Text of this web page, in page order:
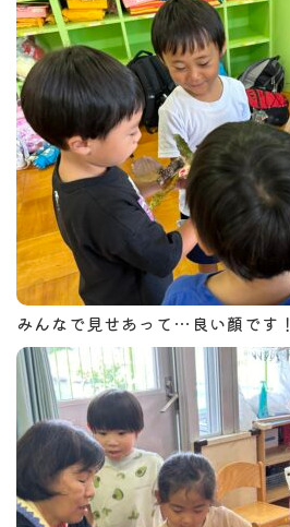
みんなで見せあって…良い顔です！